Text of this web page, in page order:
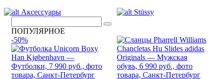
Аксессуары
Stüssy
ПОПУЛЯРНОЕ
-50%